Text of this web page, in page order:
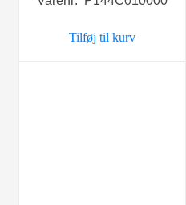
Tilføj til kurv